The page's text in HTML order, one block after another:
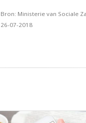
Bron: Ministerie van Sociale
26-07-2018